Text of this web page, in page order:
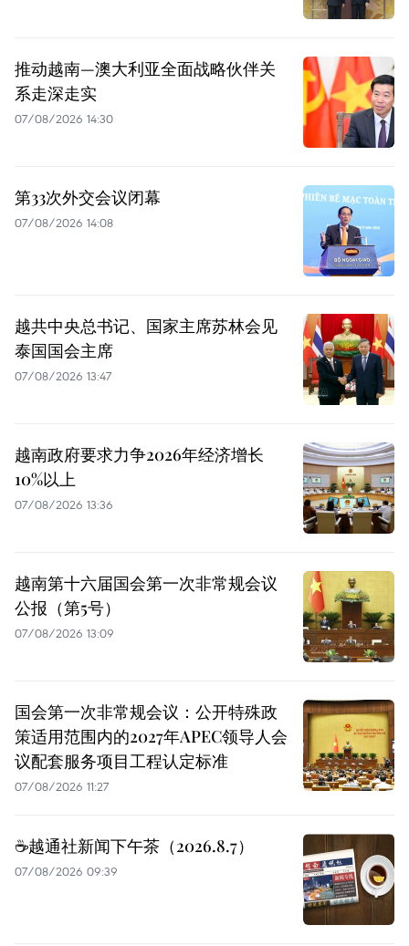
推动越南—澳大利亚全面战略伙伴关
系走深走实
07/08/2026 14:30
第33次外交会议闭幕
07/08/2026 14:08
越共中央总书记、国家主席苏林会见
泰国国会主席
07/08/2026 13:47
越南政府要求力争2026年经济增长
10%以上
07/08/2026 13:36
越南第十六届国会第一次非常规会议
公报（第5号）
07/08/2026 13:09
国会第一次非常规会议：公开特殊政
策适用范围内的2027年APEC领导人会
议配套服务项目工程认定标准
07/08/2026 11:27
☕️越通社新闻下午茶（2026.8.7）
07/08/2026 09:39